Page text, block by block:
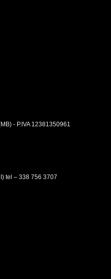
- P.IVA 12381350961
tel – 338 756 3707